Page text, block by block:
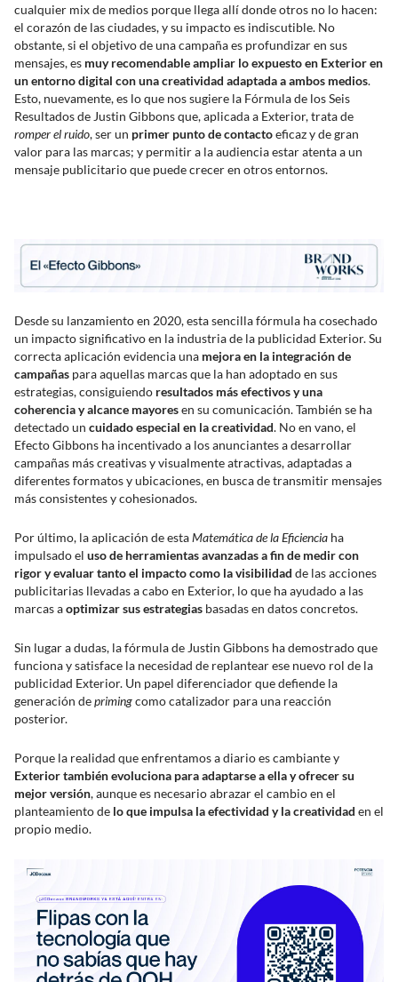
cualquier mix de medios porque llega allí donde otros no lo hacen:
el corazón de las ciudades, y su impacto es indiscutible. No
obstante, si el objetivo de una campaña es profundizar en sus
mensajes, es muy recomendable ampliar lo expuesto en Exterior en
un entorno digital con una creatividad adaptada a ambos medios.
Esto, nuevamente, es lo que nos sugiere la Fórmula de los Seis
Resultados de Justin Gibbons que, aplicada a Exterior, trata de
romper el ruido, ser un primer punto de contactoeficaz y de gran
valor para las marcas; y permitir a la audiencia estar atenta a un
mensaje publicitario que puede crecer en otros entornos.
Desde su lanzamiento en 2020, esta sencilla fórmula ha cosechado
un impacto significativo en la industria de la publicidad Exterior. Su
correcta aplicación evidencia una mejora en la integración de
campañas para aquellas marcas que la han adoptado en sus
estrategias, consiguiendo resultados más efectivos y una
coherencia y alcance mayoresen su comunicación. También se ha
detectado un cuidado especial en la creatividad. No en vano, el
Efecto Gibbons ha incentivado a los anunciantes a desarrollar
campañas más creativas y visualmente atractivas, adaptadas a
diferentes formatos y ubicaciones, en busca de transmitir mensajes
más consistentes y cohesionados.
Por último, la aplicación de estaMatemática de la Eficiencia ha
impulsado el uso de herramientas avanzadas a fin de medir con
rigor y evaluar tanto el impacto como la visibilidad de las acciones
publicitarias llevadas a cabo en Exterior, lo que ha ayudado a las
marcas aoptimizar sus estrategias basadas en datos concretos.
Sin lugar a dudas, la fórmula de Justin Gibbons ha demostrado que
funciona y satisface la necesidad de replantear ese nuevo rol de la
publicidad Exterior. Un papel diferenciador que defiende la
generación deprimingcomo catalizador para una reacción
posterior.
Porque la realidad que enfrentamos a diario es cambiante y
Exterior también evoluciona para adaptarse a ella y ofrecer su
mejor versión, aunque es necesario abrazar el cambio en el
planteamiento de lo que impulsa la efectividad y la creatividad en el
propio medio.